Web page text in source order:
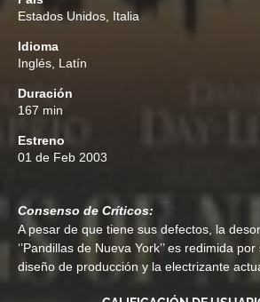
Estados Unidos, Italia
Idioma
Inglés, Latín
Duración
167 min
Estreno
01 de Feb 2003
Consenso de Críticos:
A pesar de que tiene sus defectos, la
‘’Pandillas de Nueva York’’ es redimida
diseño de producción y la electrizante